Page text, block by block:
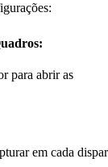
para abrir as
em cada